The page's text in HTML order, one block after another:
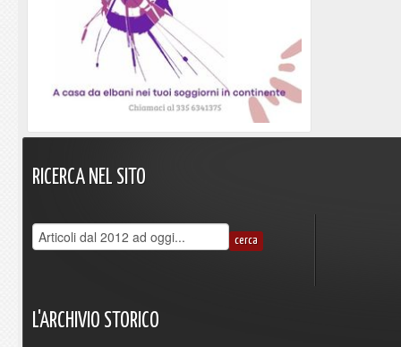
RICERCA NEL SITO
L'ARCHIVIO STORICO